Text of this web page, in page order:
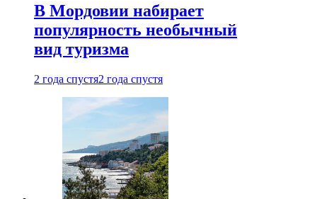
В Мордовии набирает
популярность необычный
вид туризма
2 года спустя2 года спустя